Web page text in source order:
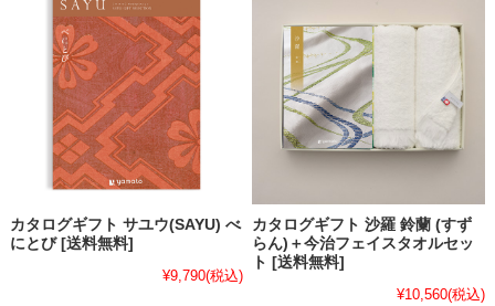
カタログギフト サユウ(SAYU) べ
にとび [送料無料]
¥9,790(税込)
カタログギフト 沙羅 鈴蘭 (すず
らん)＋今治フェイスタオルセッ
ト [送料無料]
¥10,560(税込)